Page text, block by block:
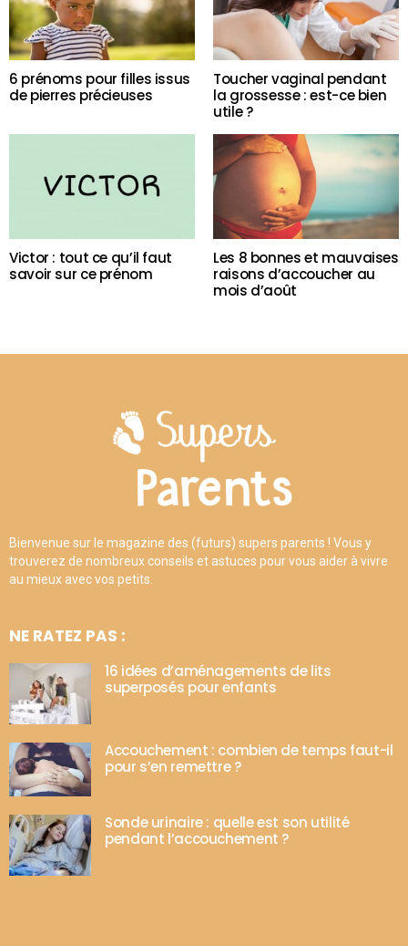
6 prénoms pour filles issus
de pierres précieuses
Toucher vaginal pendant
la grossesse : est-ce bien
utile ?
Victor : tout ce qu’il faut
savoir sur ce prénom
Les 8 bonnes et mauvaises
raisons d’accoucher au
mois d’août
Bienvenue sur le magazine des (futurs) supers parents ! Vous y
trouverez de nombreux conseils et astuces pour vous aider à vivre
au mieux avec vos petits.
NE RATEZ PAS :
16 idées d’aménagements de lits
superposés pour enfants
Accouchement : combien de temps faut-il
pour s’en remettre ?
Sonde urinaire : quelle est son utilité
pendant l’accouchement ?